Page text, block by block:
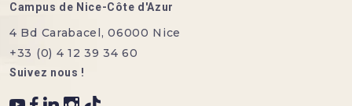
Campus de Nice-Côte d'Azur
4 Bd Carabacel, 06000 Nice
+33 (0) 4 12 39 34 60
Suivez nous !